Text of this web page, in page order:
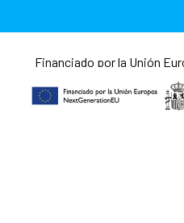
Financiado por la Unión